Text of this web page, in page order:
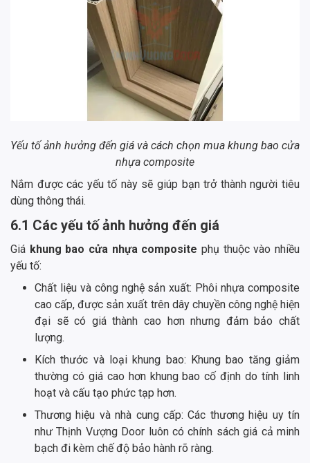
Yếu tố ảnh hưởng đến giá và cách chọn mua khung bao cửa
nhựa composite
Nắm được các yếu tố này sẽ giúp bạn trở thành người tiêu
dùng thông thái.
6.1 Các yếu tố ảnh hưởng đến giá
Giá khung bao cửa nhựa composite phụ thuộc vào nhiều
yếu tố:
Chất liệu và công nghệ sản xuất: Phôi nhựa composite
cao cấp, được sản xuất trên dây chuyền công nghệ hiện
đại sẽ có giá thành cao hơn nhưng đảm bảo chất
lượng.
Kích thước và loại khung bao: Khung bao tăng giảm
thường có giá cao hơn khung bao cố định do tính linh
hoạt và cấu tạo phức tạp hơn.
Thương hiệu và nhà cung cấp: Các thương hiệu uy tín
như Thịnh Vượng Door luôn có chính sách giá cả minh
bạch đi kèm chế độ bảo hành rõ ràng.